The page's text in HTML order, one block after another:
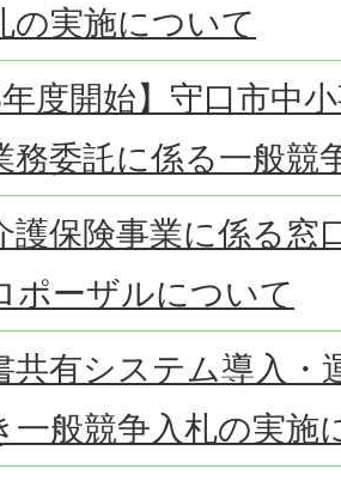
の実施について
年度開始】守口市中
務委託に係る一般競
護保険事業に係る窓
ポーザルについて
共有システム導入・
一般競争入札の実施